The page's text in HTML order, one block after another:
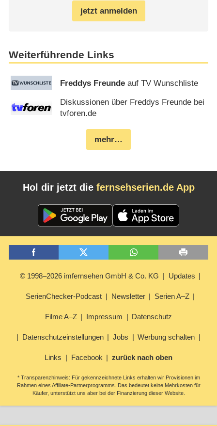
jetzt anmelden
Weiterführende Links
Freddys Freunde auf TV Wunschliste
Diskussionen über Freddys Freunde bei
tvforen.de
mehr…
Hol dir jetzt die fernsehserien.de App
© 1998–2026 imfernsehen GmbH & Co. KG Updates
SerienChecker-Podcast Newsletter Serien A–Z
Filme A–Z Impressum Datenschutz
Datenschutzeinstellungen Jobs Werbung schalten
Links Facebook zurück nach oben
* Transparenzhinweis: Für gekennzeichnete Links erhalten wir Provisionen im
Rahmen eines Affiliate-Partnerprogramms. Das bedeutet keine Mehrkosten für
Käufer, unterstützt uns aber bei der Finanzierung dieser Website.